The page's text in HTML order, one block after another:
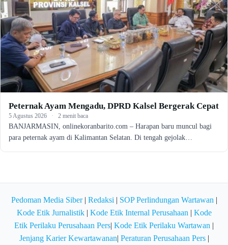
Peternak Ayam Mengadu, DPRD Kalsel Bergerak Cepat
5 Agustus 2026 · 2 menit baca
BANJARMASIN, onlinekoranbarito.com – Harapan baru muncul bagi
para peternak ayam di Kalimantan Selatan. Di tengah gejolak…
Pedoman Media Siber| Redaksi | SOP Perlindungan Wartawan |
Kode Etik Jurnalistik| Kode Etik Internal Perusahaan | Kode
Etik Perilaku Perusahaan Pers| Kode Etik Perilaku Wartawan |
Jenjang Karier Kewartawanan| Peraturan Perusahaan Pers|